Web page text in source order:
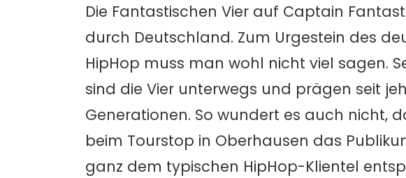
Die Fantastischen Vier auf Captain
durch Deutschland. Zum Urgestein des
HipHop muss man wohl nicht viel sagen.
sind die Vier unterwegs und prägen seit
Generationen. So wundert es auch nicht,
beim Tourstop in Oberhausen das
ganz dem typischen HipHop-Klientel